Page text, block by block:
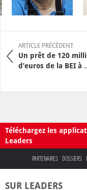
ARTICLE PRÉCÉDENT
Un prêt de 120
d’euros de la BEI à
Téléchargez les
Leaders
PARTENAIRES DOSSIERS
SUR LEADERS